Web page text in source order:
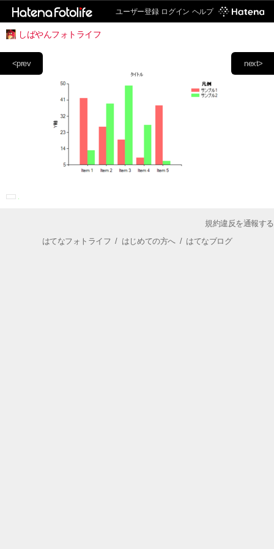
ユーザー登録 ログイン ヘルプ
しばやんフォトライフ
next>
<prev
規約違反を通報する
はてなフォトライフ / はじめての方へ/ はてなブログ